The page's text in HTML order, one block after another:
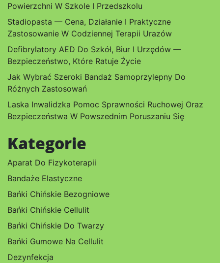
Powierzchni W Szkole I Przedszkolu
Stadiopasta — Cena, Działanie I Praktyczne
Zastosowanie W Codziennej Terapii Urazów
Defibrylatory AED Do Szkół, Biur I Urzędów —
Bezpieczeństwo, Które Ratuje Życie
Jak Wybrać Szeroki Bandaż Samoprzylepny Do
Różnych Zastosowań
Laska Inwalidzka Pomoc Sprawności Ruchowej Oraz
Bezpieczeństwa W Powszednim Poruszaniu Się
Kategorie
Aparat Do Fizykoterapii
Bandaże Elastyczne
Bańki Chińskie Bezogniowe
Bańki Chińskie Cellulit
Bańki Chińskie Do Twarzy
Bańki Gumowe Na Cellulit
Dezynfekcja